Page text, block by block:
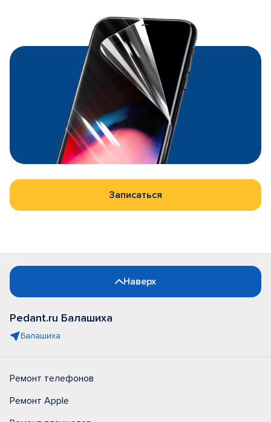
Записаться
Наверх
Pedant.ru Балашиха
Балашиха
Ремонт телефонов
Ремонт Apple